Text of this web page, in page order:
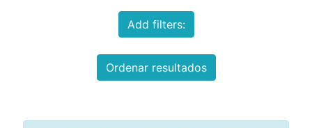
Add filters:
Ordenar resultados